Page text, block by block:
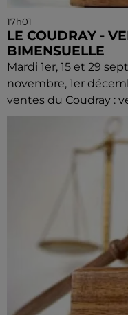
17h01
LE COUDRAY -
BIMENSUELLE
Mardi 1er, 15 et 29
novembre, 1er
ventes du Coudray :